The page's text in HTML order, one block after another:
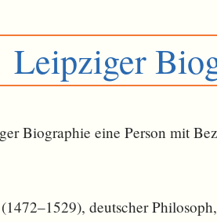
Leipziger
Biographie eine Person mit
(1472–1529), deutscher